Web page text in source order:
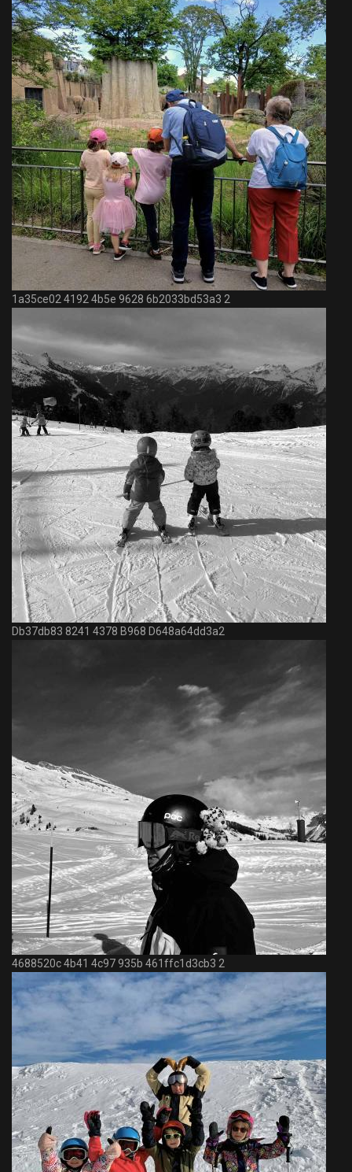
1a35ce02 4192 4b5e 9628 6b2033bd53a3 2
Db37db83 8241 4378 B968 D648a64dd3a2
4688520c 4b41 4c97 935b 461ffc1d3cb3 2